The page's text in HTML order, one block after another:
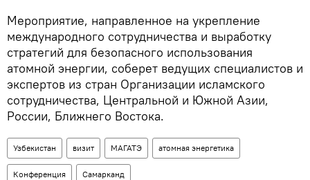
Мероприятие, направленное на укрепление
международного сотрудничества и выработку
стратегий для безопасного использования
атомной энергии, соберет ведущих специалистов и
экспертов из стран Организации исламского
сотрудничества, Центральной и Южной Азии,
России, Ближнего Востока.
Узбекистан визит МАГАТЭ атомная энергетика
Конференция Самарканд